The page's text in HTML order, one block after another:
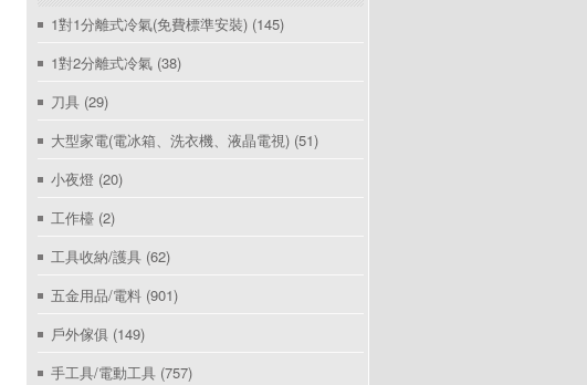
1對1分離式冷氣(免費標準安裝) (145)
1對2分離式冷氣 (38)
刀具 (29)
大型家電(電冰箱、洗衣機、液晶電視) (51)
小夜燈 (20)
工作檯 (2)
工具收納/護具 (62)
五金用品/電料 (901)
戶外傢俱 (149)
手工具/電動工具 (757)